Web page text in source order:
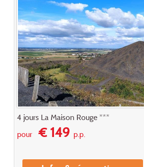
4 jours La Maison Rouge ***
pour€ 149p.p.